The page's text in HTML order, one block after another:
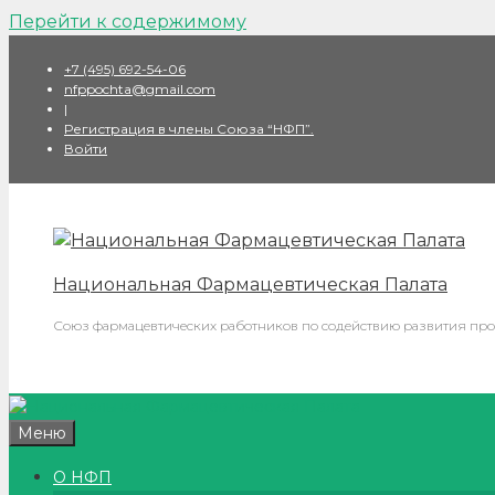
Перейти к содержимому
+7 (495) 692-54-06
nfppochta@gmail.com
|
Регистрация в члены Союза “НФП”.
Войти
Национальная Фармацевтическая Палата
Союз фармацевтических работников по содействию развития
Меню
О НФП